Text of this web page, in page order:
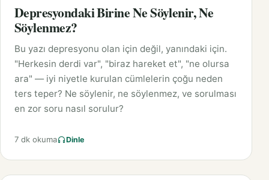
Depresyondaki Birine Ne Söylenir, Ne
Söylenmez?
Bu yazı depresyonu olan için değil, yanındaki için.
"Herkesin derdi var", "biraz hareket et", "ne olursa
ara" — iyi niyetle kurulan cümlelerin çoğu neden
ters teper? Ne söylenir, ne söylenmez, ve sorulması
en zor soru nasıl sorulur?
7 dk okuma Dinle